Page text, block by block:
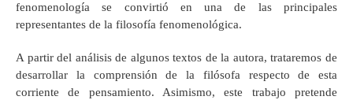
fenomenología se convirtió en una de las principales
representantes de la filosofía fenomenológica.
A partir del análisis de algunos textos de la autora, trataremos de
desarrollar la comprensión de la filósofa respecto de esta
corriente de pensamiento. Asimismo, este trabajo pretende